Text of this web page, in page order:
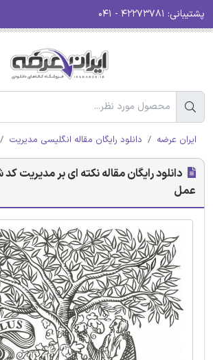
پشتیبانی:
ایران عرضه دانلود رایگان مقاله انگلیسی مدیریت
دانلود رایگان مقاله نکته ای بر مدیریت
عمل